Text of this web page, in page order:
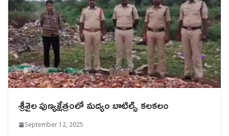
శ్రీశైల పుణ్యక్షేత్రంలో మద్యం బాటిల్స్ కలకలం
September 12, 2025